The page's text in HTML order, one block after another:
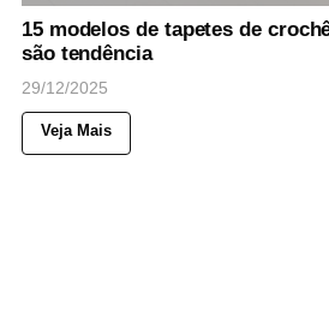
15 modelos de tapetes de
são tendência
29/12/2025
Veja Mais